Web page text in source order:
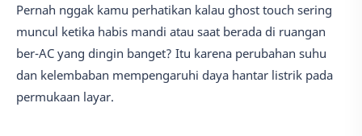
Pernah nggak kamu perhatikan kalau ghost touch sering
muncul ketika habis mandi atau saat berada di ruangan
ber-AC yang dingin banget? Itu karena perubahan suhu
dan kelembaban mempengaruhi daya hantar listrik pada
permukaan layar.